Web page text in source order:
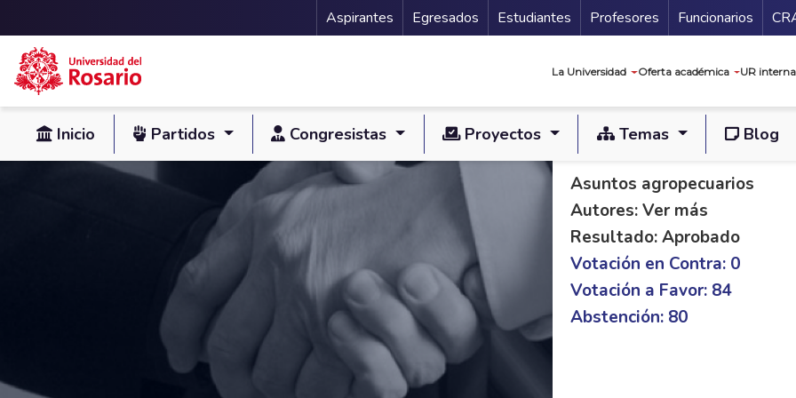
Pasar al contenido principal
Menu Secundario
Aspirantes Egresados Estudiantes Profesores Funcionarios
La Universidad Oferta académica UR
Inicio Partidos Congresistas Proyectos Temas Blog
PL C 148/13 S 39/
Asuntos agropecuarios
Autores: Ver más
Resultado: Aprobado
Votación en Contra: 0
Votación a Favor: 84
Abstención: 80